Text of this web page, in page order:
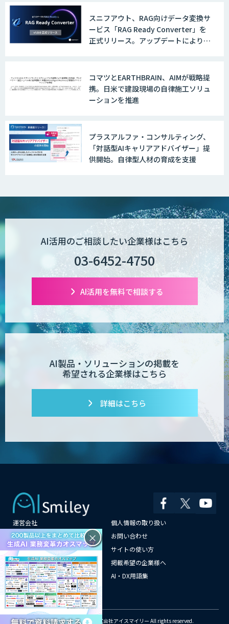
スニフアウト、RAG向けデータ変換サ
ービス「RAG Ready Converter」を
正式リリース。アップデートにより変
コマツとEARTHBRAIN、AIMが戦略提
携。日米で建設現場の自律施工ソリュ
ーションを推進
プラスアルファ・コンサルティング、
「対話型AIキャリアアドバイザー」提
供開始。自律型人材の育成を支援
AI活用のご相談したい企業様はこちら
03-6452-4750
AI活用を無料で相談する
AI製品・ソリューションの掲載を
希望される企業様はこちら
詳細はこちら
運営会社
個人情報の取り扱い
よくある質問
お問い合わせ
メールマガジン登録
サイトの使い方
情報提供はこちらから
掲載希望の企業様へ
AI企業一覧
AI・DX用語集
サイトマップ
© Copyright 2018-2026 株式会社アイスマイリー All rights reserved.
×